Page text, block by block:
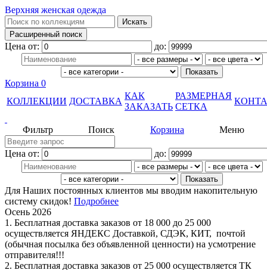
Верхняя женская одежда
Цена от: до:
Корзина 0
КОЛЛЕКЦИИ ДОСТАВКА
КАК
ЗАКАЗАТЬ
РАЗМЕРНАЯ
СЕТКА
Меню
Корзина
Поиск
Фильтр
Цена от: до:
Для Наших постоянных клиентов мы вводим накопительную
систему скидок! Подробнее
Осень 2026
1. Бесплатная доставка заказов от 18 000 до 25 000
осуществляется ЯНДЕКС Доставкой, СДЭК, КИТ, почтой
(обычная посылка без объявленной ценности) на усмотрение
отправителя!!!
2. Бесплатная доставка заказов от 25 000 осуществляется ТК